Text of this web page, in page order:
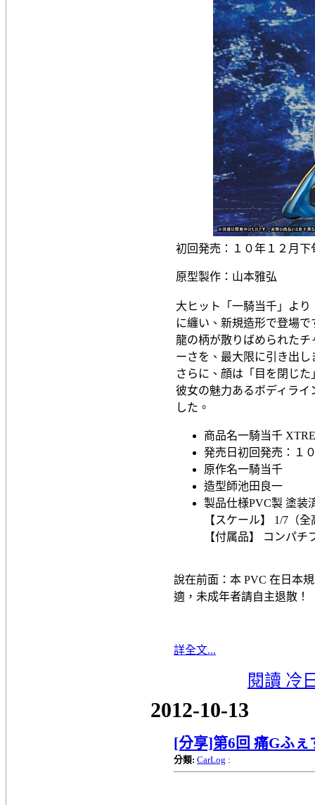
初回発売：１０年１２月下
原型製作：山本雅弘
大ヒット「一騎当千」よ
に纏い、新規造形で登場で
龍の柄が散りばめられた
ーさを、最大限に引き出し
さらに、顔は「目を閉じ
彼女の魅力あるボディラ
した。
商品名一騎当千
発売日 初回発売：１
原作名一騎当千
造型師池田良一
製品仕様PVC製 塗装
【スケール】 1/7（
【付属品】 コンパ
說在前面：本 PVC 在日本
適，未成年者請自主退散！
詳全文...
閱讀 冷
2012-10-13
[分享]第6回 痛Gふぇ
分類: CarLog :